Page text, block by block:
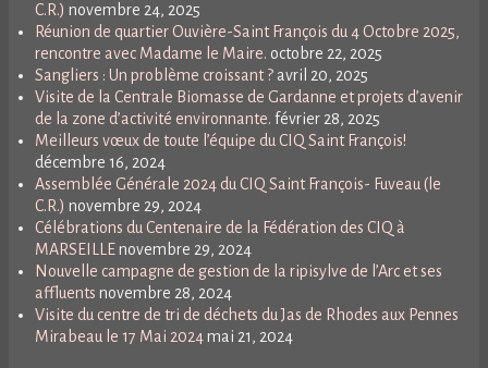
C.R.) novembre 24, 2025
Réunion de quartier Ouvière-Saint François du 4 Octobre 2025,
rencontre avec Madame le Maire. octobre 22, 2025
Sangliers : Un problème croissant ? avril 20, 2025
Visite de la Centrale Biomasse de Gardanne et projets d’avenir
de la zone d’activité environnante. février 28, 2025
Meilleurs vœux de toute l’équipe du CIQ Saint François!
décembre 16, 2024
Assemblée Générale 2024 du CIQ Saint François- Fuveau (le
C.R.) novembre 29, 2024
Célébrations du Centenaire de la Fédération des CIQ à
MARSEILLEnovembre 29, 2024
Nouvelle campagne de gestion de la ripisylve de l’Arc et ses
affluents novembre 28, 2024
Visite du centre de tri de déchets du Jas de Rhodes aux Pennes
Mirabeau le 17 Mai 2024mai 21, 2024